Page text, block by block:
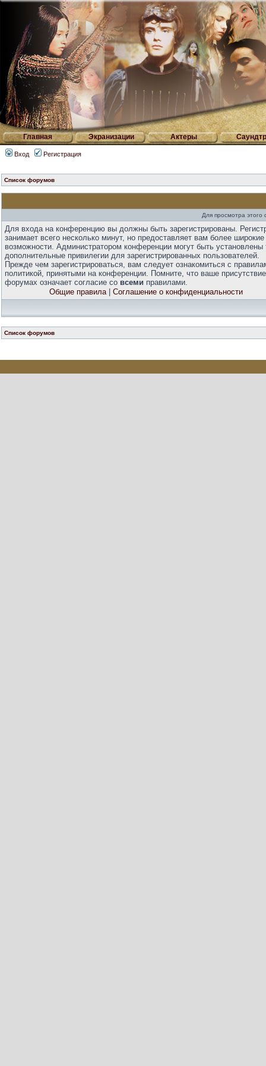
Главная Экранизации Актеры
Вход Регистрация
Список форумов
Для просмотра
Для входа на конференцию вы должны быть зарегистрированы.
занимает всего несколько минут, но предоставляет вам более широкие
возможности. Администратором конференции могут быть установлены
дополнительные привилегии для зарегистрированных пользователей.
Прежде чем зарегистрироваться, вам следует ознакомиться с
политикой, принятыми на конференции. Помните, что ваше
форумах означает согласие со всеми правилами.
Общие правила| Соглашение о конфиденциальности
Список форумов